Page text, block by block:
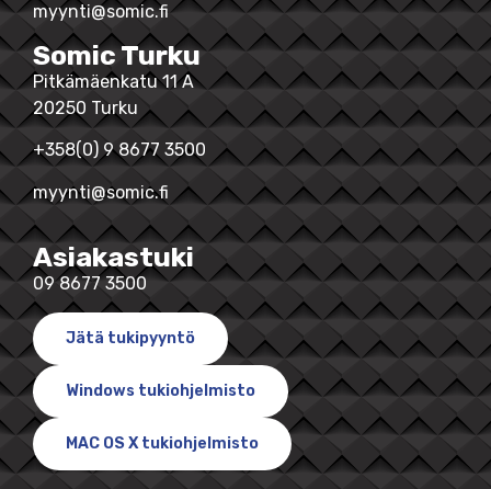
myynti@somic.fi
Somic Turku
Pitkämäenkatu 11 A
20250 Turku
+358(0) 9 8677 3500
myynti@somic.fi
Asiakastuki
09 8677 3500
Jätä tukipyyntö
Windows tukiohjelmisto
MAC OS X tukiohjelmisto